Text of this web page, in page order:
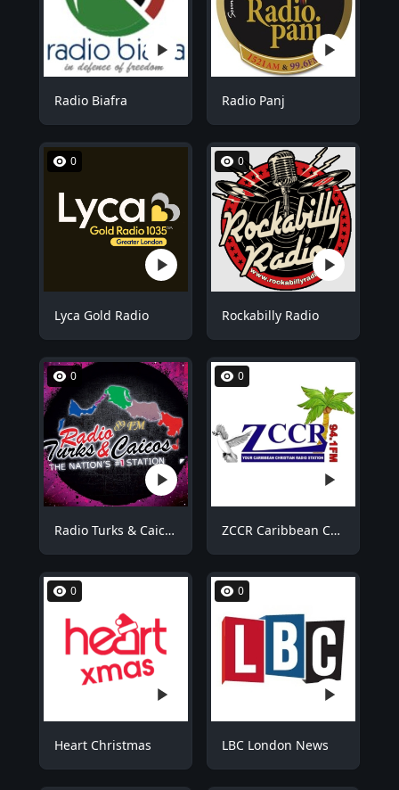
Radio Biafra Radio Panj
0
Lyca Gold Radio
0
Rockabilly Radio
0
Radio Turks & Caicos RTCFM
0
ZCCR Caribbean Christian Radio
0
Heart Christmas
0
LBC London News